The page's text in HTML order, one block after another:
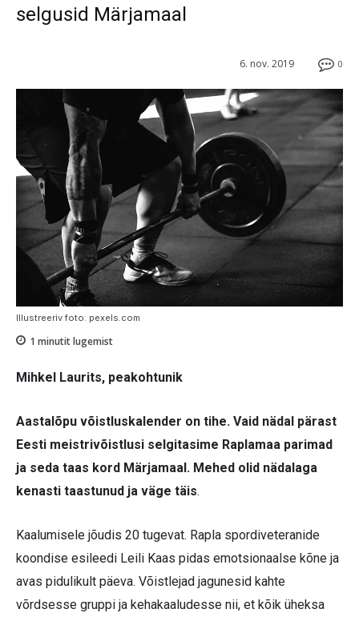
selgusid Märjamaal
0
6. nov. 2019
Illustreeriv foto: pexels.com
1 minutit lugemist
Mihkel Laurits, peakohtunik
Aastalõpu võistluskalender on tihe. Vaid nädal pärast
Eesti meistrivõistlusi selgitasime Raplamaa parimad
ja seda taas kord Märjamaal. Mehed olid nädalaga
kenasti taastunud ja väge täis.
Kaalumisele jõudis 20 tugevat. Rapla spordiveteranide
koondise esileedi Leili Kaas pidas emotsionaalse kõne ja
avas pidulikult päeva. Võistlejad jagunesid kahte
võrdsesse gruppi ja kehakaaludesse nii, et kõik üheksa